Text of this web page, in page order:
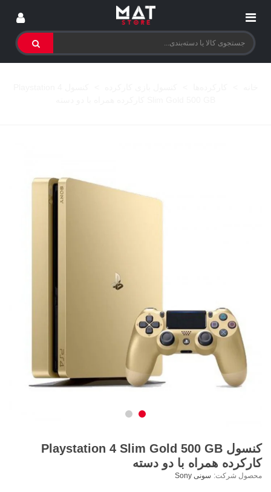
کنسول Playstation 4 Slim Gold 500 GB
کارکرده همراه با دو دسته
محصول شرکت: سونی Sony